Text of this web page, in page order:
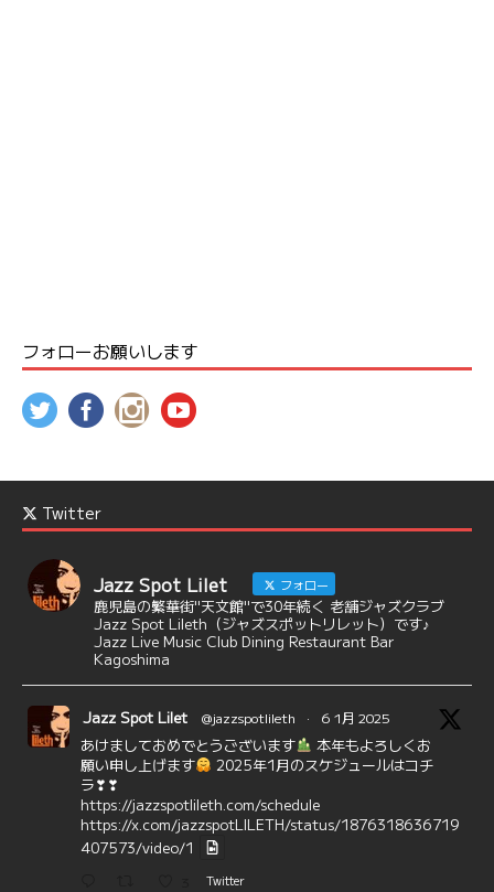
フォローお願いします
Twitter
Jazz Spot Lilet フォロー
鹿児島の繁華街"天文館"で30年続く 老舗ジャズクラブ
Jazz Spot Lileth（ジャズスポットリレット）です♪
Jazz Live Music Club Dining Restaurant Bar
Kagoshima
Jazz Spot Lilet @jazzspotlileth · 6 1月 2025
あけましておめでとうございます
本年もよろしくお
願い申し上げます
2025年1月のスケジュールはコチ
ラ❣❣
https://jazzspotlileth.com/schedule
https://x.com/jazzspotLILETH/status/1876318636719
407573/video/1
Twitter